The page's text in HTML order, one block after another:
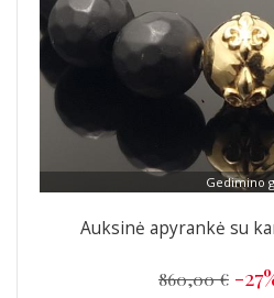
Gedimino
Auksinė apyrankė su
860,00 € -